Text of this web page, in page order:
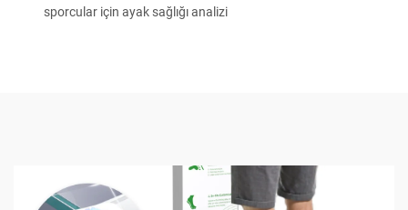
sporcular için ayak sağlığı analizi